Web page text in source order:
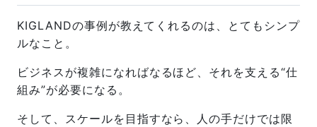
KIGLANDの事例が教えてくれるのは、とてもシンプ
ルなこと。
ビジネスが複雑になればなるほど、それを支える“仕
組み”が必要になる。
そして、スケールを目指すなら、人の手だけでは限